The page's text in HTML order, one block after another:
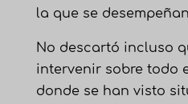
la que se
No descartó incluso
intervenir sobre todo
donde se han visto